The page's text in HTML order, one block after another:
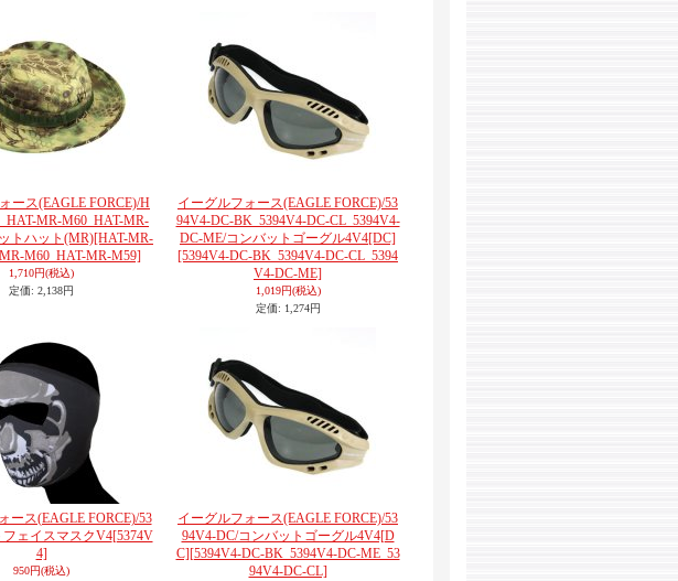
ース(EAGLE FORCE)/H
MR-M60_HAT-MR-
トハット(MR)[HAT-MR-
M60_HAT-MR-M59]
1,710円(税込)
定価: 2,138円
イーグルフォース(EAGLE FORCE)/53
94V4-DC-BK_5394V4-DC-CL_5394V4-
DC-ME/コンバットゴーグル4V4[DC]
[5394V4-DC-BK_5394V4-DC-CL_5394
V4-DC-ME]
1,019円(税込)
定価: 1,274円
ース(EAGLE FORCE)/53
フェイスマスクV4[5374V
4]
950円(税込)
イーグルフォース(EAGLE FORCE)/53
94V4-DC/コンバットゴーグル4V4[D
C][5394V4-DC-BK_5394V4-DC-ME_53
94V4-DC-CL]